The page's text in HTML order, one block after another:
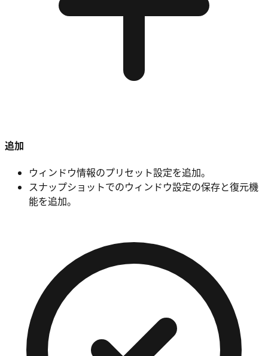
追加
ウィンドウ情報のプリセット設定を追加。
スナップショットでのウィンドウ設定の保存と復元機
能を追加。